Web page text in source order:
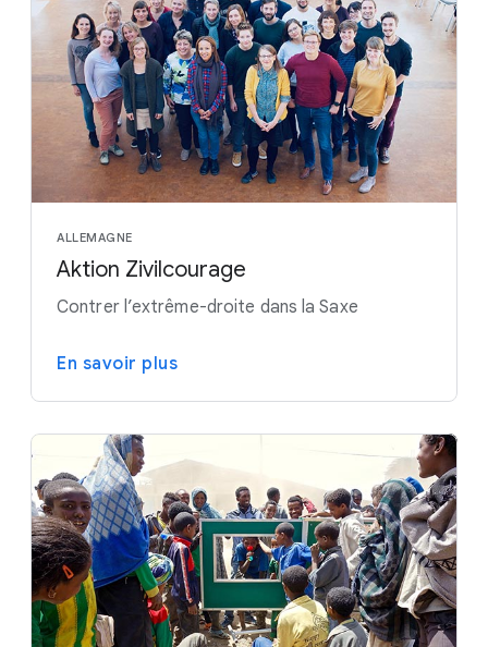
ALLEMAGNE
Aktion Zivilcourage
Contrer l’extrême-droite dans la Saxe
En savoir plus